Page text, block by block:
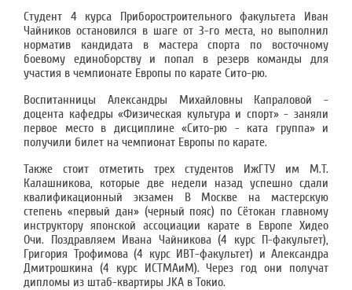
Студент 4 курса Приборостроительного факультета Иван
Чайников остановился в шаге от 3-го места, но выполнил
норматив кандидата в мастера спорта по восточному
боевому единоборству и попал в резерв команды для
участия в чемпионате Европы по карате Сито-рю.
Воспитанницы Александры Михайловны Капраловой -
доцента кафедры «Физическая культура и спорт» - заняли
первое место в дисциплине «Сито-рю - ката группа» и
получили билет на чемпионат Европы по карате.
Также стоит отметить трех студентов ИжГТУ им М.Т.
Калашникова, которые две недели назад успешно сдали
квалификационный экзамен В Москве на мастерскую
степень «первый дан» (черный пояс) по Сётокан главному
инструктору японской ассоциации карате в Европе Хидео
Очи. Поздравляем Ивана Чайникова (4 курс П-факультет),
Григория Трофимова (4 курс ИВТ-факультет) и Александра
Дмитрошкина (4 курс ИСТМАиМ). Через год они получат
дипломы из штаб-квартиры JKA в Токио.